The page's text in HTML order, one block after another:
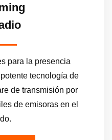
para la presencia
tecnología de
de transmisión por
de emisoras en el